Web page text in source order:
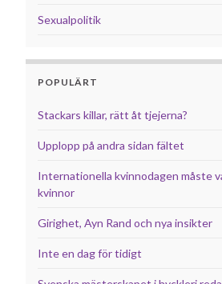
Sexualpolitik
POPULÄRT
Stackars killar, rätt åt tjejerna?
Upplopp på andra sidan fältet
Internationella kvinnodagen måste
kvinnor
Girighet, Ayn Rand och nya insikter
Inte en dag för tidigt